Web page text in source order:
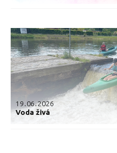
19.06.2026
Voda živá